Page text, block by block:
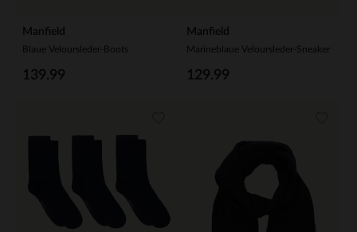
Manfield
Blaue Veloursleder-Boots
139.99
Manfield
Marineblaue Veloursleder-Sneaker
129.99